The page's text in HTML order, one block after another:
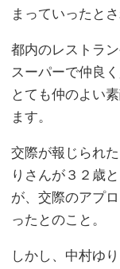
まっていったと
都内のレストラ
スーパーで仲良
とても仲のよい
ます。
交際が報じられ
りさんが３２歳
が、交際のアプ
ったとのこと。
しかし、中村ゆ